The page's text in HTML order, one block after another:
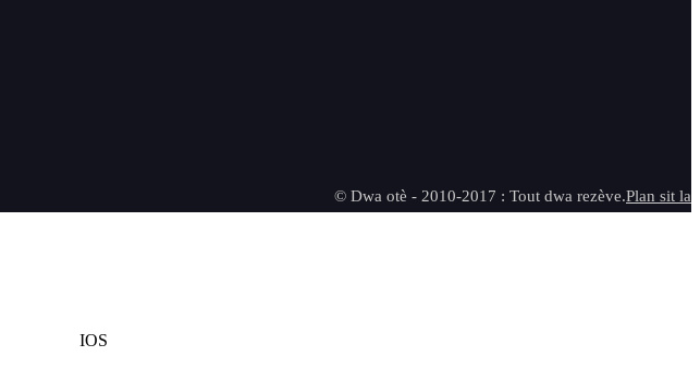
© Dwa otè - 2010-2017 : Tout dwa rezève.Plan sit la
IOS